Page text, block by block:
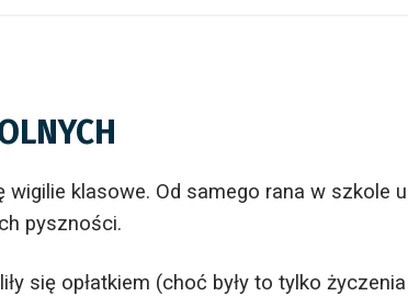
wigilie klasowe. Od samego rana w szkole
pyszności.
się opłatkiem (choć były to tylko